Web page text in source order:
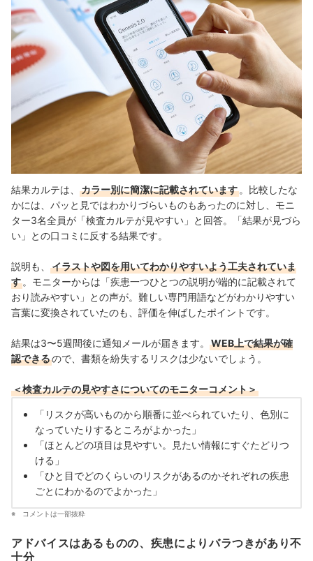
結果カルテは、 カラー別に簡潔に記載されています 。比較したな
かには、パッと見ではわかりづらいものもあったのに対し、モニ
ター3名全員が「検査カルテが見やすい」と回答。「結果が見づら
い」との口コミに反する結果です。
説明も、
イラストや図を用いてわかりやすいよう工夫されていま
す 。モニターからは「疾患一つひとつの説明が端的に記載されて
おり読みやすい」との声が。難しい専門用語などがわかりやすい
言葉に変換されていたのも、評価を伸ばしたポイントです。
結果は3〜5週間後に通知メールが届きます。
WEB上で結果が確
認できるので、書類を紛失するリスクは少ないでしょう。
＜検査カルテの見やすさについてのモニターコメント＞
「リスクが高いものから順番に並べられていたり、色別に
なっていたりするところがよかった」
「ほとんどの項目は見やすい。見たい情報にすぐたどりつ
ける」
「ひと目でどのくらいのリスクがあるのかそれぞれの疾患
ごとにわかるのでよかった」
コメントは一部抜粋
アドバイスはあるものの、疾患によりバラつきがあり不
十分